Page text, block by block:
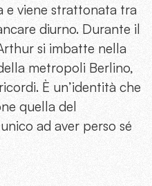
e viene strattonata tra
diurno. Durante il
si imbatte nella
metropoli Berlino,
È un’identità che
quella del
ad aver perso sé